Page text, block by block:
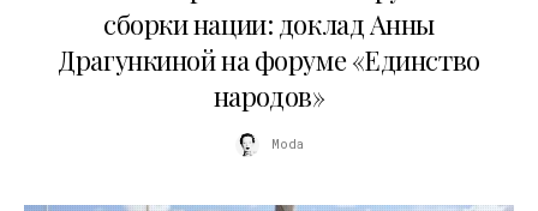
сборки нации: доклад Анны
Драгункиной на форуме «Единство
народов»
Moda